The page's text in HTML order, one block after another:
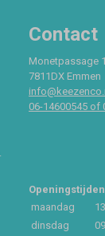
Contact
Monetpassage
7811DX Emmen
06-14600545 of
Openingstijden
maandag
dinsdag